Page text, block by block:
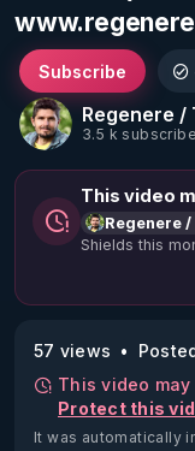
Regenere /
3.5 k
Subscribe
This video
Regenere
Shields this
57 views
This video
Protect this
It was automatically